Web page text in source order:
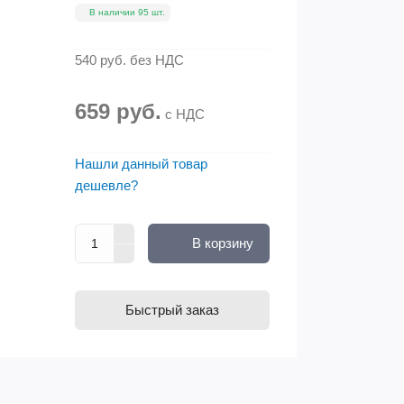
В наличии 95 шт.
540 руб. без НДС
659 руб. с НДС
Нашли данный товар
дешевле?
В корзину
Быстрый заказ